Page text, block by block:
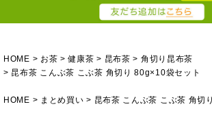
HOME お茶 健康茶 昆布茶
角切り昆布茶
昆布茶 こんぶ茶 こぶ茶 角切り 80g×10袋セット
HOME まとめ買い 昆布茶 こんぶ茶 こぶ茶 角切